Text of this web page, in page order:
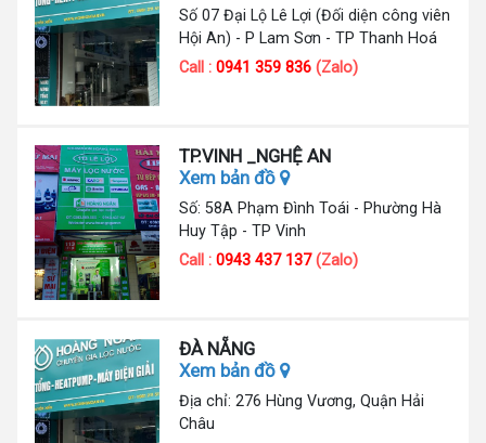
Số 07 Đại Lộ Lê Lợi (Đối diện công viên
Hội An) - P Lam Sơn - TP Thanh Hoá
Call :0941 359 836 (Zalo)
TP.VINH _NGHỆ AN
Xem bản đồ
Số: 58A Phạm Đình Toái - Phường Hà
Huy Tập - TP Vinh
Call :0943 437 137(Zalo)
ĐÀ NẴNG
Xem bản đồ
Địa chỉ: 276 Hùng Vương, Quận Hải
Châu